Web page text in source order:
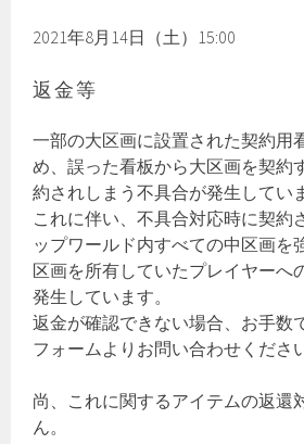
2021年8月14日（土）15:00
返金等
一部の大区画に設置された契約用
め、誤った看板から大区画を契約
約されしまう不具合が発生してい
これに伴い、不具合対応時に契約
ップワールド内すべての中区画を
区画を所有していたプレイヤーへ
発生しています。
返金が確認できない場合、お手数
フォームよりお問い合わせくださ
尚、これに関するアイテムの返還
ん。